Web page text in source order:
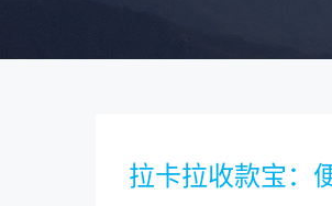
拉卡拉收款宝：